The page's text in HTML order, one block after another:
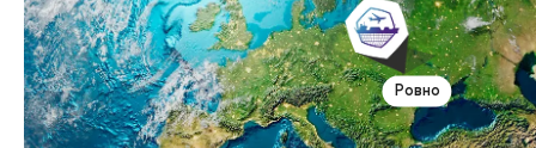
Ровно